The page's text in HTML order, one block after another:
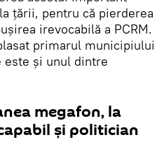
țării, pentru că pierderea
irevocabilă a PCRM.
primarul municipiului
este și unul dintre
megafon, la
și politician